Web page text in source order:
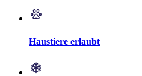
Haustiere erlaubt